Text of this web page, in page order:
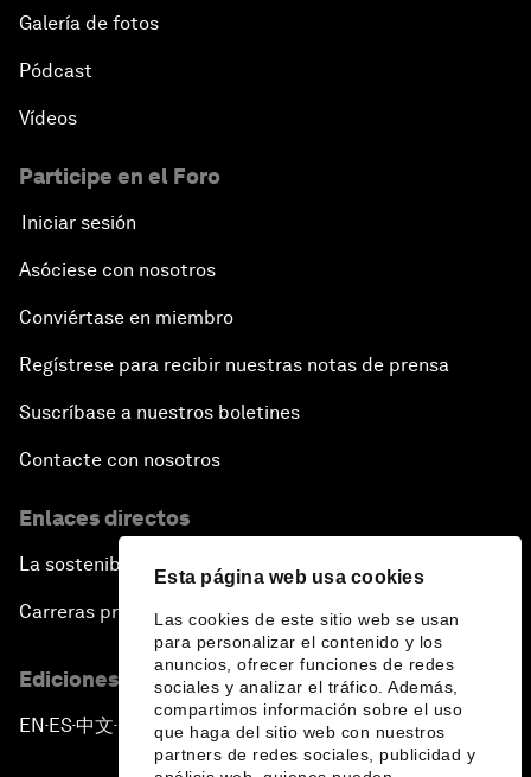
Esta página web usa cookies
Las cookies de este sitio web se usan
para personalizar el contenido y los
anuncios, ofrecer funciones de redes
sociales y analizar el tráfico. Además,
compartimos información sobre el uso
que haga del sitio web con nuestros
partners de redes sociales, publicidad y
Galería de fotos
Pódcast
Vídeos
Participe en el Foro
Iniciar sesión
Asóciese con nosotros
Conviértase en miembro
Regístrese para recibir nuestras notas de prensa
Suscríbase a nuestros boletines
Contacte con nosotros
Enlaces directos
La sostenibilidad en el Foro
Carreras profesionales
Ediciones en otros idiomas
EN ▪ES▪中文▪ 日本語